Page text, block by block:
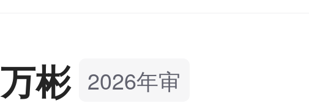
万彬 2026年审